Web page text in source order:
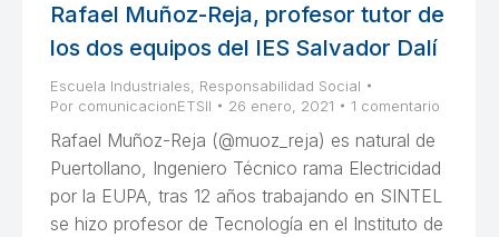
Rafael Muñoz-Reja, profesor tutor de
los dos equipos del IES Salvador Dalí
Escuela Industriales
Responsabilidad Social
Por comunicacionETSII 26 enero, 2021 1 comentario
Rafael Muñoz-Reja (@muoz_reja) es natural de
Puertollano, Ingeniero Técnico rama Electricidad
por la EUPA, tras 12 años trabajando en SINTEL
se hizo profesor de Tecnología en el Instituto de